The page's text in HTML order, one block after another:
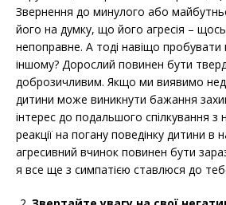
Звернення до минулого або
його на думку, що його агресія –
непоправне. А тоді навіщо пробувати
іншому? Дорослий повинен бути
доброзичливим. Якщо ми виявимо
дитини може виникнути бажання
інтерес до подальшого спілкування з
реакції на погану поведінку дитини в
агресивний вчинок повинен бути
я все ще з симпатією ставлюся до